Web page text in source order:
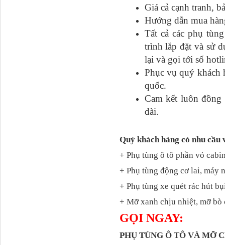
Giá cả cạnh tranh,
Hướng dẫn mua
Tất cả các phụ
trình lắp đặt và sử
lại và gọi tới số
Phục vụ quý khách
quốc.
Cam kết luôn
dài.
Quý khách hàng có nhu cầu
+ Phụ tùng ô tô phần vỏ
+ Phụ tùng động cơ lai, máy
+ Phụ tùng xe quét rác hút
+ Mỡ xanh chịu nhiệt, mỡ
GỌI NGAY:
PHỤ TÙNG Ô TÔ VÀ MỠ